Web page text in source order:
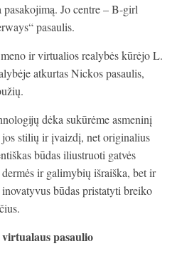
Jo centre – B-girl
pasaulis.
ir virtualios realybės kūrėjo L.
atkurtas Nickos pasaulis,
dėka sukūrėme asmeninį
stilių ir įvaizdį, net originalius
būdas iliustruoti gatvės
ir galimybių išraiška, bet ir
būdas pristatyti breiko
pasaulio